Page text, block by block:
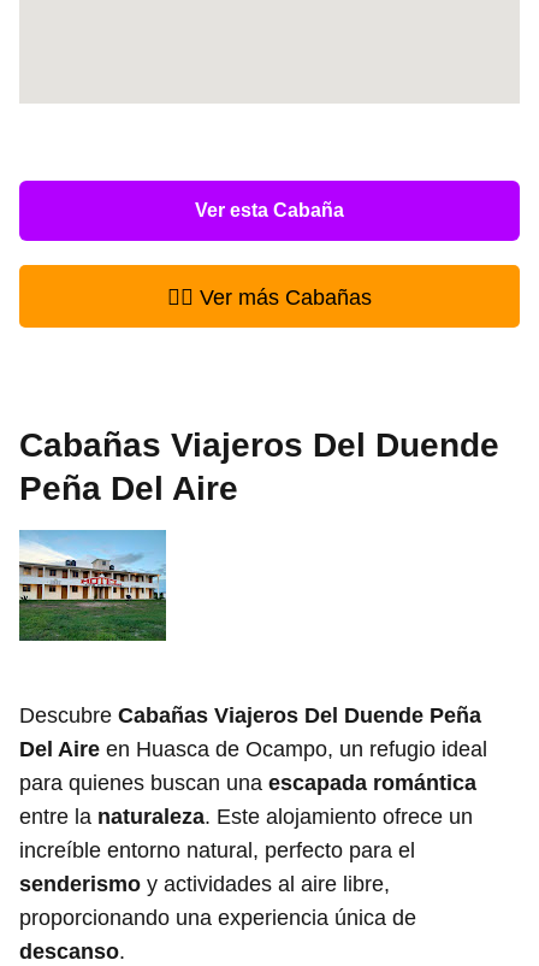
Ver esta Cabaña
👉🏻 Ver más Cabañas
Cabañas Viajeros Del Duende
Peña Del Aire
Descubre Cabañas Viajeros Del Duende Peña
Del Aire en Huasca de Ocampo, un refugio ideal
para quienes buscan una escapada romántica
entre la naturaleza. Este alojamiento ofrece un
increíble entorno natural, perfecto para el
senderismo y actividades al aire libre,
proporcionando una experiencia única de
descanso.